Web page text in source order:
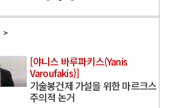
[야니스 바루파키스(Yanis
Varoufakis)]
기술봉건제 가설을 위한 마르크스
주의적 논거